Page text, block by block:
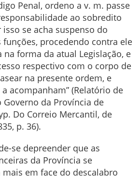
Penal, ordeno a v. m. passe
ao sobredito
se acha suspenso do
funções, procedendo contra ele
forma da atual Legislação, e
respectivo com o corpo de
na presente ordem, e
acompanham” (Relatório de
Governo da Província de
Do Correio Mercantil, de
p. 36).
se depreender que as
da Província se
mais em face do descalabro